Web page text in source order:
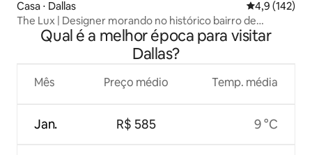
Casa ⋅ Dallas 4,9 de uma
4,9 (142)
The Lux | Designer morando no histórico bairro de
OaklawnQual é a melhor época para visitar
Dallas?
Mês
Jan.
Preço médio
R$ 585
Temp. média
9 °C